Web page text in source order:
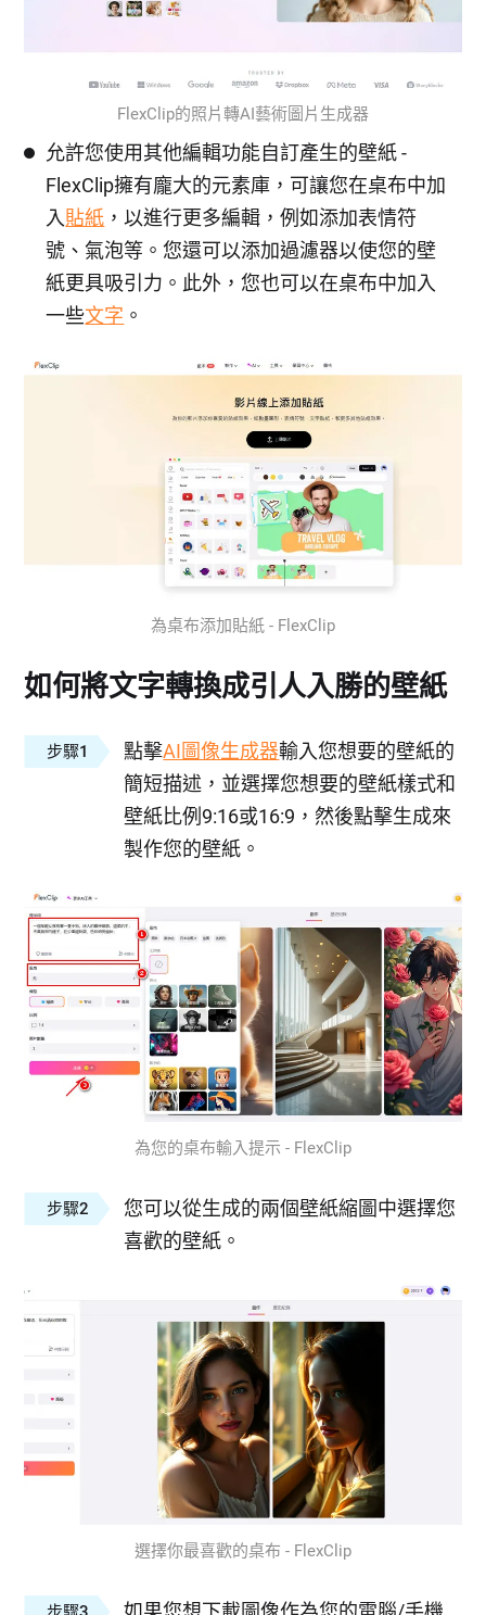
FlexClip的照片轉AI藝術圖片生成器
允許您使用其他編輯功能自訂產生的壁紙 -
FlexClip擁有龐大的元素庫，可讓您在桌布中加
入貼紙 ，以進行更多編輯，例如添加表情符
號、氣泡等。您還可以添加過濾器以使您的壁
紙更具吸引力。此外，您也可以在桌布中加入
一些文字 。
為桌布添加貼紙 - FlexClip
如何將文字轉換成引人入勝的壁紙
步驟1 點擊AI圖像生成器輸入您想要的壁紙的
簡短描述，並選擇您想要的壁紙樣式和
壁紙比例9:16或16:9，然後點擊生成來
製作您的壁紙。
為您的桌布輸入提示 - FlexClip
步驟2
您可以從生成的兩個壁紙縮圖中選擇您
喜歡的壁紙。
選擇你最喜歡的桌布 - FlexClip